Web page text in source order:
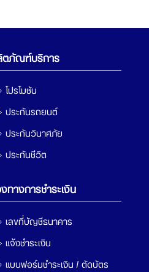
ภัณฑ์บริการ
โปรโมชัน
ประกันรถยนต์
ประกันวินาศภัย
ประกันชีวิต
ทางการชำระเงิน
เลขที่บัญชีธนาคาร
แจ้งชำระเงิน
แบบฟอร์มชำระเงิน / ตัดบัตร